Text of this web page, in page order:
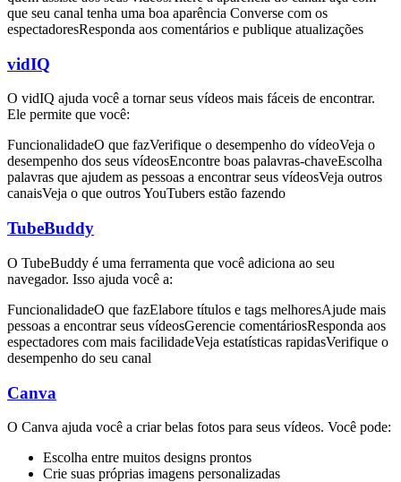
que seu canal tenha uma boa aparência Converse com os
espectadoresResponda aos comentários e publique atualizações
vidIQ
O vidIQ ajuda você a tornar seus vídeos mais fáceis de encontrar.
Ele permite que você:
FuncionalidadeO que fazVerifique o desempenho do vídeoVeja o
desempenho dos seus vídeosEncontre boas palavras-chaveEscolha
palavras que ajudem as pessoas a encontrar seus vídeosVeja outros
canaisVeja o que outros YouTubers estão fazendo
TubeBuddy
O TubeBuddy é uma ferramenta que você adiciona ao seu
navegador. Isso ajuda você a:
FuncionalidadeO que fazElabore títulos e tags melhoresAjude mais
pessoas a encontrar seus vídeosGerencie comentáriosResponda aos
espectadores com mais facilidadeVeja estatísticas rapidasVerifique o
desempenho do seu canal
Canva
O Canva ajuda você a criar belas fotos para seus vídeos. Você pode:
Escolha entre muitos designs prontos
Crie suas próprias imagens personalizadas